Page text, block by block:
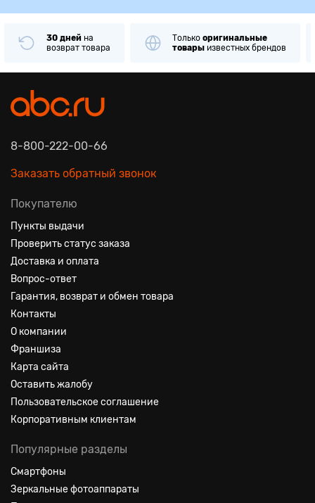
Толькооригинальные
товарыизвестных брендов
Примерка
при получении
8-800-222-00-66
Заказать обратный звонок
Покупателю
Пункты выдачи
Проверить статус заказа
Доставка и оплата
Вопрос-ответ
Гарантия, возврат и обмен товара
Контакты
О компании
Франшиза
Карта сайта
Оставить жалобу
Пользовательское соглашение
Корпоративным клиентам
Популярные разделы
Смартфоны
Зеркальные фотоаппараты